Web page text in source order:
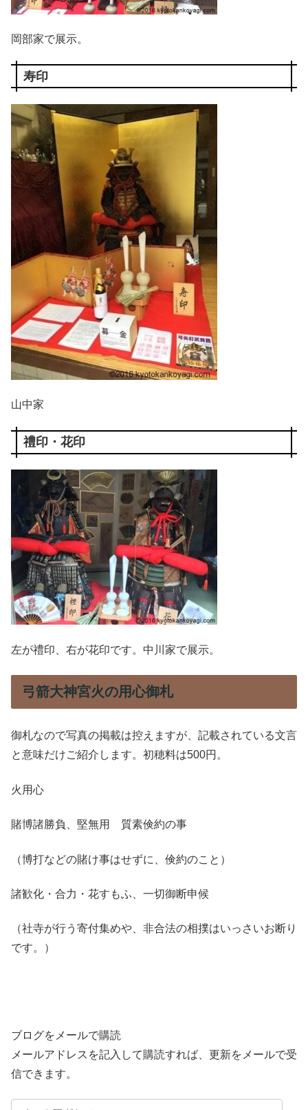
岡部家で展示。
寿印
山中家
禮印・花印
左が禮印、右が花印です。中川家で展示。
弓箭大神宮火の用心御札
御札なので写真の掲載は控えますが、記載されている文言
と意味だけご紹介します。初穂料は500円。
火用心
賭博諸勝負、堅無用 質素倹約の事
（博打などの賭け事はせずに、倹約のこと）
諸歓化・合力・花すもふ、一切御断申候
（社寺が行う寄付集めや、非合法の相撲はいっさいお断り
です。）
ブログをメールで購読
メールアドレスを記入して購読すれば、更新をメールで受
信できます。